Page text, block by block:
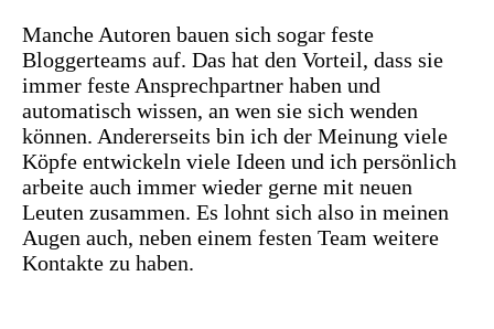
Manche Autoren bauen sich sogar feste
Bloggerteams auf. Das hat den Vorteil, dass sie
immer feste Ansprechpartner haben und
automatisch wissen, an wen sie sich wenden
können. Andererseits bin ich der Meinung viele
Köpfe entwickeln viele Ideen und ich persönlich
arbeite auch immer wieder gerne mit neuen
Leuten zusammen. Es lohnt sich also in meinen
Augen auch, neben einem festen Team weitere
Kontakte zu haben.